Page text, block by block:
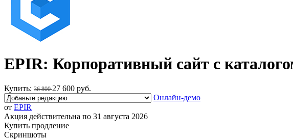
EPIR: Корпоративный сайт с
Купить: 36 80027 600 руб.
Онлайн-демо
от EPIR
Акция действительна по 31 августа 2026
Купить продление
Скриншоты